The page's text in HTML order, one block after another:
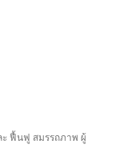
ฟื้นฟู สมรรถภาพ ผู้